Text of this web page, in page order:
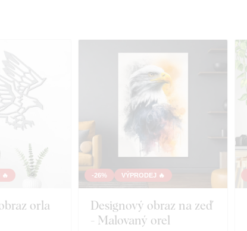
orla
-26% VÝPRODEJ 🔥
Designový obraz na zeď
- Malovaný orel